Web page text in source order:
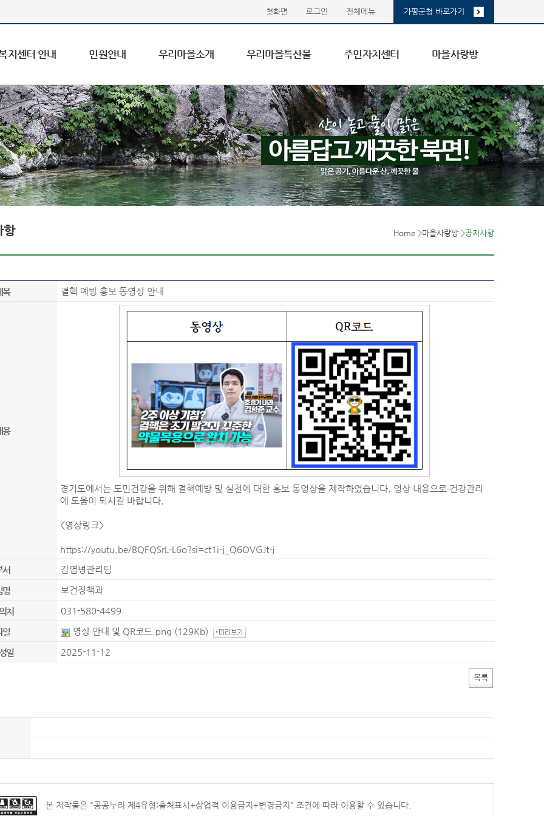
첫화면 로그인 전체메뉴 가평군청 바로가기
지센터 안내 민원안내 우리마을소개 우리마을특산물 주민자치센터 마을사랑방
항 Home >마을사랑방 >공지사항
목 결핵 예방 홍보 동영상 안내
용
경기도에서는 도민건강을 위해 결핵예방 및 실천에 대한 홍보 동영상을 제작하였습니다. 영상 내용으로 건강관리
에 도움이 되시길 바랍니다.
<영상링크>
https://youtu.be/BQFQSrL-L6o?si=ct1i-j_Q6OVGJt-j
서
감염병관리팀
명 보건정책과
처 031-580-4499
일 영상 안내 및 QR코드.png (129Kb)
일 2025-11-12
목록
본 저작물은 "공공누리 제4유형:출처표시+상업적 이용금지+변경금지" 조건에 따라 이용할 수 있습니다.